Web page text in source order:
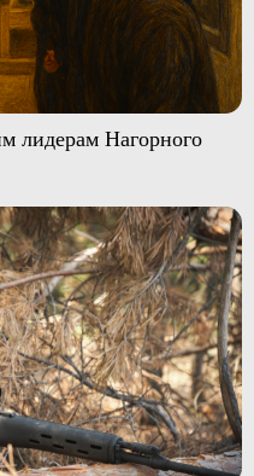
лидерам Нагорного